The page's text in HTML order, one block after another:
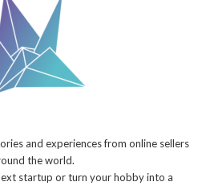
and experiences from online sellers
the world.
startup or turn your hobby into a